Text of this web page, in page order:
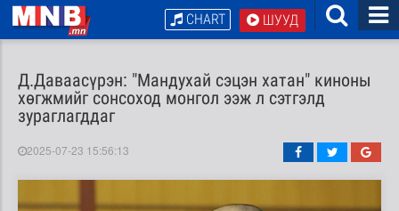
ШУУД
CHART
Д.Даваасүрэн: "Мандухай сэцэн хатан" киноны
хөгжмийг сонсоход монгол ээж л сэтгэлд
зураглагддаг
2025-07-23 15:56:13